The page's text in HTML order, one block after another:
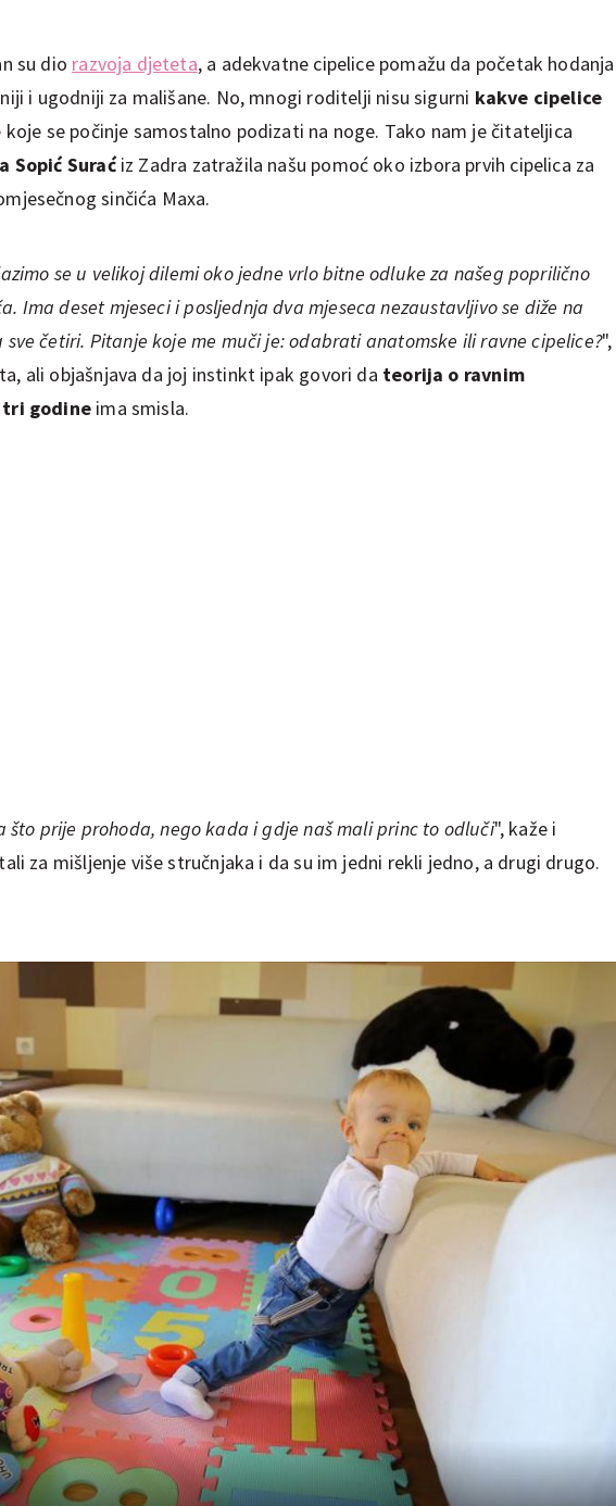
su dio razvoja djeteta, a adekvatne cipelice pomažu da početak hodanja
i ugodniji za mališane. No, mnogi roditelji nisu sigurni kakve cipelice
koje se počinje samostalno podizati na noge. Tako nam je čitateljica
Sopić Suraćiz Zadra zatražila našu pomoć oko izbora prvih cipelica za
sinčića Maxa.
se u velikoj dilemi oko jedne vrlo bitne odluke za našeg poprilično
Ima deset mjeseci iposljednja dva mjesecanezaustavljivo se diže na
sve četiri. Pitanje koje me muči je: odabrati anatomske ili ravne cipelice?",
ali objašnjava da joj instinkt ipak govori da teorija o ravnim
tri godineima smisla.
što prije prohoda, nego kada i gdje naš mali princ to odluči", kaže i
za mišljenje više stručnjaka i da su im jedni rekli jedno, a drugi drugo.